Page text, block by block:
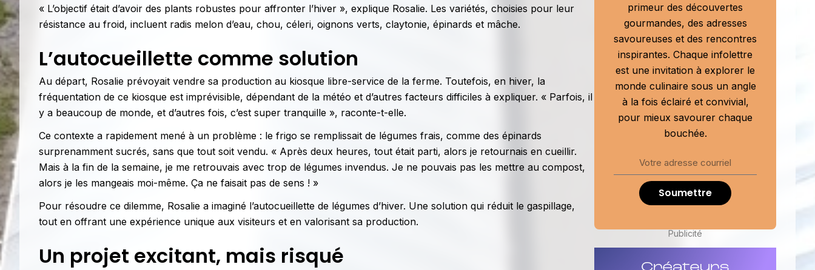
« L’objectif était d’avoir des plants robustes pour affronter l’hiver », explique Rosalie. Les variétés, choisies pour leur
résistance au froid, incluent radis melon d’eau, chou, céleri, oignons verts, claytonie, épinards et mâche.
L’autocueillette comme solution
Au départ, Rosalie prévoyait vendre sa production au kiosque libre-service de la ferme. Toutefois, en hiver, la
fréquentation de ce kiosque est imprévisible, dépendant de la météo et d’autres facteurs difficiles à expliquer. « Parfois, il
y a beaucoup de monde, et d’autres fois, c’est super tranquille », raconte-t-elle.
Ce contexte a rapidement mené à un problème : le frigo se remplissait de légumes frais, comme des épinards
surprenamment sucrés, sans que tout soit vendu. « Après deux heures, tout était parti, alors je retournais en cueillir.
Mais à la fin de la semaine, je me retrouvais avec trop de légumes invendus. Je ne pouvais pas les mettre au compost,
alors je les mangeais moi-même. Ça ne faisait pas de sens ! »
Pour résoudre ce dilemme, Rosalie a imaginé l’autocueillette de légumes d’hiver. Une solution qui réduit le gaspillage,
tout en offrant une expérience unique aux visiteurs et en valorisant sa production.
Un projet excitant, mais risqué
primeur des découvertes
gourmandes, des adresses
savoureuses et des rencontres
inspirantes. Chaque infolettre
est une invitation à explorer le
monde culinaire sous un angle
à la fois éclairé et convivial,
pour mieux savourer chaque
bouchée.
Soumettre
Publicité